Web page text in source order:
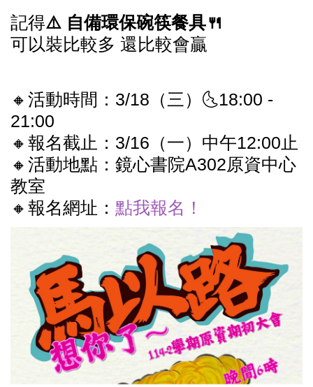
記得⚠️ 自備環保碗筷餐具🍴
可以裝比較多 還比較會贏
🔸活動時間：3/18（三）🌜18:00 -
21:00
🔸報名截止：3/16（一）中午12:00止
🔸活動地點：鏡心書院A302原資中心
教室
🔸報名網址： 點我報名！